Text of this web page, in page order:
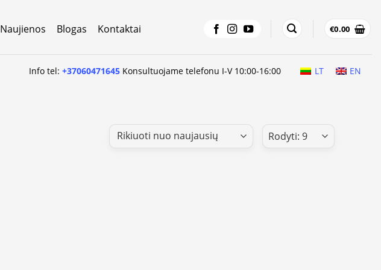
Naujienos Blogas Kontaktai €0.00
Info tel:+37060471645 Konsultuojame telefonu I-V 10:00-16:00 LT EN